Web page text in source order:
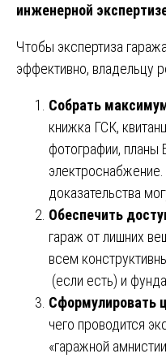
инженерной
Чтобы экспертиза
эффективно,
Собрать
книжка ГСК,
фотографии, планы
доказательства
Обеспечить
гараж от лишних
всем
(если есть) и
Сформулировать
чего проводится
«гаражной